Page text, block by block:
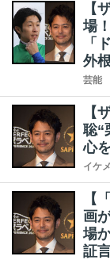
【
場
「
外
芸能
【
聡“
心
イケ
【
画
場
証